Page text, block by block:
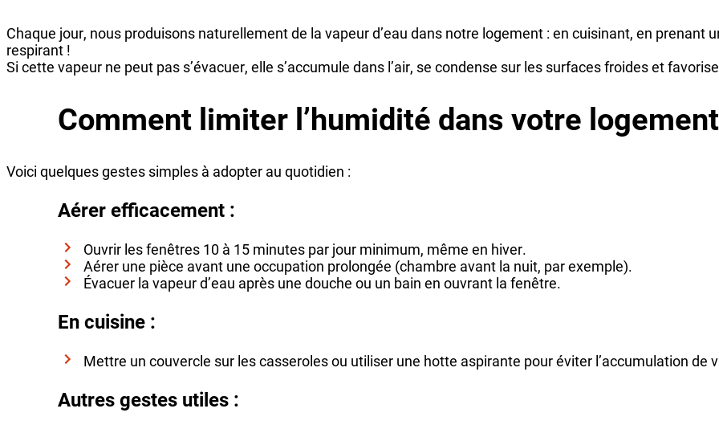
Chaque jour, nous produisons naturellement de la vapeur d’eau dans notre logement : en cuisinant, en prenant
respirant !
Si cette vapeur ne peut pas s’évacuer, elle s’accumule dans l’air, se condense sur les surfaces froides et
Comment limiter l’humidité dans votre
Voici quelques gestes simples à adopter au quotidien :
Aérer efficacement :
Ouvrir les fenêtres 10 à 15 minutes par jour minimum, même en hiver.
Aérer une pièce avant une occupation prolongée (chambre avant la nuit, par exemple).
Évacuer la vapeur d’eau après une douche ou un bain en ouvrant la fenêtre.
En cuisine :
Mettre un couvercle sur les casseroles ou utiliser une hotte aspirante pour éviter l’accumulation de
Autres gestes utiles :